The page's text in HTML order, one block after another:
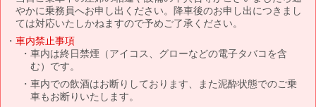
やかに乗務員へお申し出ください。降車後のお申し出につきまし
ては対応いたしかねますので予めご了承ください。
車内禁止事項
車内は終日禁煙（アイコス、グローなどの電子タバコを含
む）です。
車内での飲酒はお断りしております、また泥酔状態でのご乗
車もお断りいたします。